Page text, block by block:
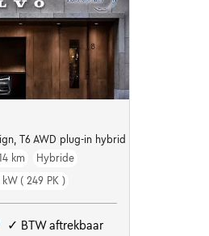
T6 AWD plug-in hybrid
km
Hybride
kW ( 249 PK )
✓ BTW aftrekbaar